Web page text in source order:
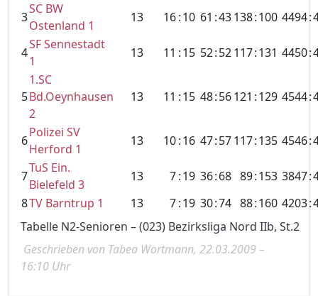
Tabelle N2-Senioren – (023) Bezirksliga Nord IIb, St.2
3
SC BW
Ostenland 1
13 16:10 61 :43138:100 4494:
4
SF Sennestadt
1
13 11 :15 52:52117:131 4450:
5
1.SC
Bd.Oeynhausen
2
13 11 :15 48:56121 :129 4544:
6
Polizei SV
Herford 1
13 10:16 47:57117:135 4546:
7
TuS Ein.
Bielefeld 3
13 7:19 36:68 89:153 3847:
8TV Barntrup 1 13 7:19 30:74 88:160 4203:
Geschrieben von Tabea Wortmann, 22.03.2009 –
16:10 Uhr